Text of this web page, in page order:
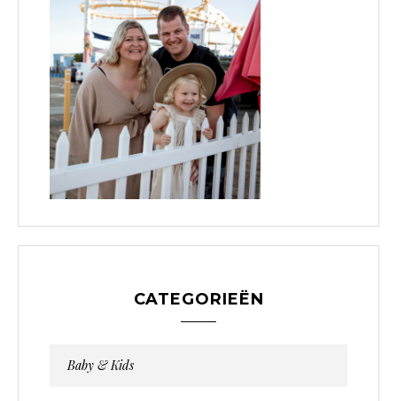
CATEGORIEËN
Baby & Kids